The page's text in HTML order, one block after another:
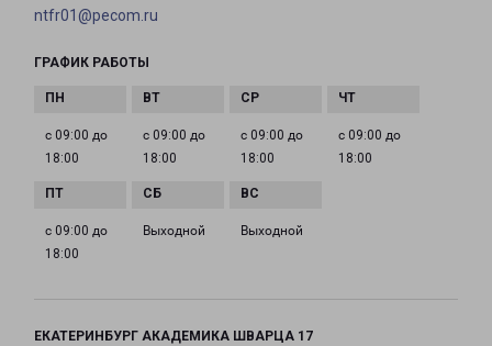
ntfr01@pecom.ru
ГРАФИК РАБОТЫ
с 09:00 до
18:00
с 09:00 до
18:00
с 09:00 до
18:00
с 09:00 до
18:00
с 09:00 до
18:00
Выходной Выходной
ЕКАТЕРИНБУРГ АКАДЕМИКА ШВАРЦА 17